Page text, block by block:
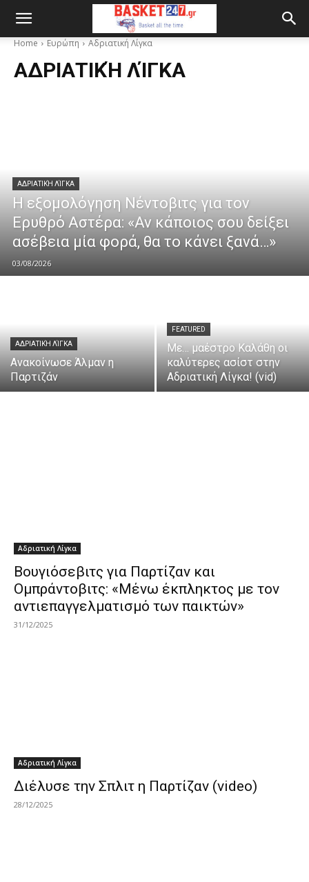
Home Ευρώπη Αδριατική Λίγκα
ΑΔΡΙΑΤΙΚΉ ΛΊΓΚΑ
ΑΔΡΙΑΤΙΚΉ ΛΊΓΚΑ
Η εξομολόγηση Νέντοβιτς για τον
Ερυθρό Αστέρα: «Αν κάποιος σου δείξει
ασέβεια μία φορά, θα το κάνει ξανά…»
03/08/2026
ΑΔΡΙΑΤΙΚΉ ΛΊΓΚΑ
Ανακοίνωσε Άλμαν η
Παρτιζάν
FEATURED
Με… μαέστρο Καλάθη οι
καλύτερες ασίστ στην
Αδριατική Λίγκα! (vid)
Αδριατική Λίγκα
Βουγιόσεβιτς για Παρτίζαν και
Ομπράντοβιτς: «Μένω έκπληκτος με τον
αντιεπαγγελματισμό των παικτών»
31/12/2025
Αδριατική Λίγκα
Διέλυσε την Σπλιτ η Παρτίζαν (video)
28/12/2025